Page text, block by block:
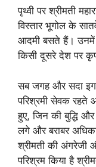
पृथ्वी पर श्रीमती
विस्तार भूगोल के
आदमी बसते हैं। उनमें
किसी दूसरे देश पर
सब जगह और सदा
परिश्रमी सेवक रहते
हुए, जिन की बुद्धि
लगे और बराबर
श्रीमती की अंगरेजी
परिश्रम किया है